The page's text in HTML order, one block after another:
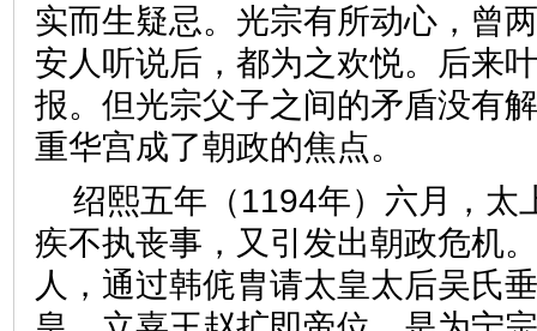
实而生疑忌。光宗有所动心，曾
安人听说后，都为之欢悦。后来
报。但光宗父子之间的矛盾没有
重华宫成了朝政的焦点。
绍熙五年（1194年）六月，太
疾不执丧事，又引发出朝政危机
人，通过韩侂胄请太皇太后吴氏